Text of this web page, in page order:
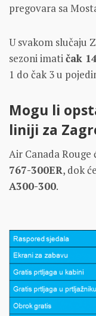
pregovara sa
U svakom slučaju
sezoni imatičak
1 do čak 3 u
Mogu li
liniji za
Air Canada
767-300ER, dok
A300-300.